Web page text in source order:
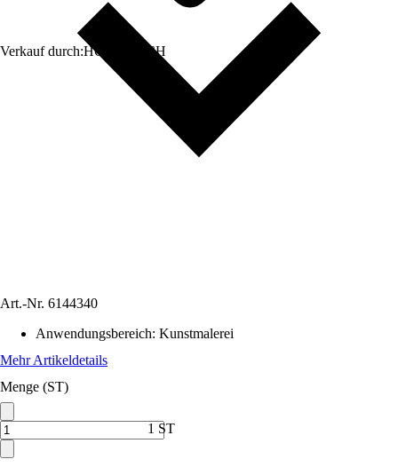
Verkauf durch:HORNBACH
Art.-Nr. 6144340
Anwendungsbereich: Kunstmalerei
Mehr Artikeldetails
Menge (ST)
1 ST